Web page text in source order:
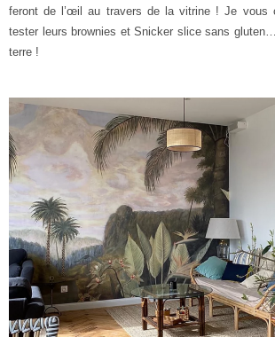
feront de l’œil au travers de la vitrine ! Je vous
tester leurs brownies et Snicker slice sans
terre !